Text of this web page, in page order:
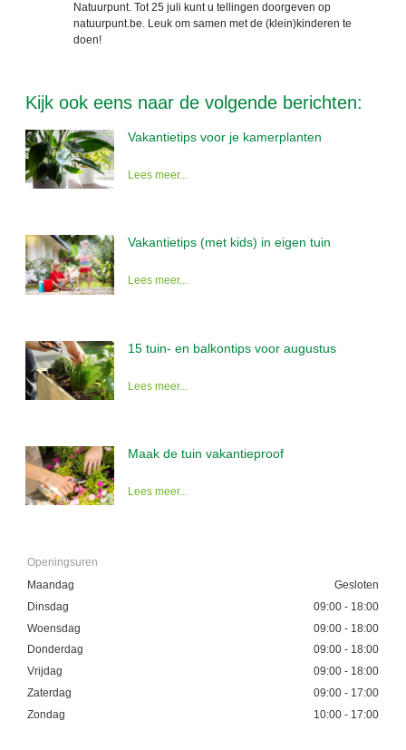
Natuurpunt. Tot 25 juli kunt u tellingen doorgeven op
natuurpunt.be. Leuk om samen met de (klein)kinderen te
doen!
Kijk ook eens naar de volgende berichten:
Vakantietips voor je kamerplanten
Lees meer...
Vakantietips (met kids) in eigen tuin
Lees meer...
15 tuin- en balkontips voor augustus
Lees meer...
Maak de tuin vakantieproof
Lees meer...
Openingsuren
Maandag
Gesloten
Dinsdag
09:00 - 18:00
Woensdag
09:00 - 18:00
Donderdag
09:00 - 18:00
Vrijdag
09:00 - 18:00
Zaterdag
09:00 - 17:00
Zondag
10:00 - 17:00